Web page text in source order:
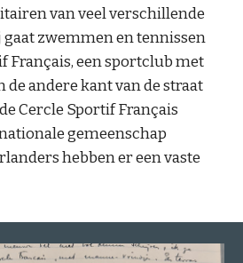
van veel verschillende
zwemmen en tennissen
Français, een sportclub met
de andere kant van de straat
Cercle Sportif Français
gemeenschap
hebben er een vaste